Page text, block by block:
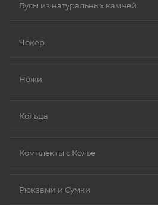
Бусы из натуральных камней
Чокер
Ножи
Кольца
Комплекты с Колье
Рюкзами и Сумки